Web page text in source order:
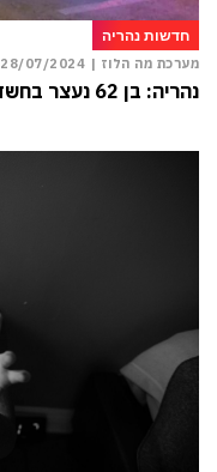
חדשות נהריה
מערכת מה הלוז | 28/07/2024
נהריה: בן 62 נעצר בחשד שנגע באופן מיני בילדים בגן ציבורי